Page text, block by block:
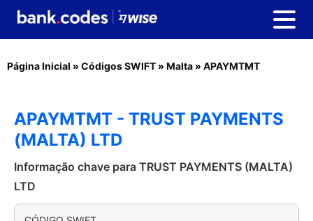
Página Inicial » Códigos SWIFT » Malta » APAYMTMT
APAYMTMT - TRUST PAYMENTS
(MALTA) LTD
Informação chave para TRUST PAYMENTS (MALTA)
LTD